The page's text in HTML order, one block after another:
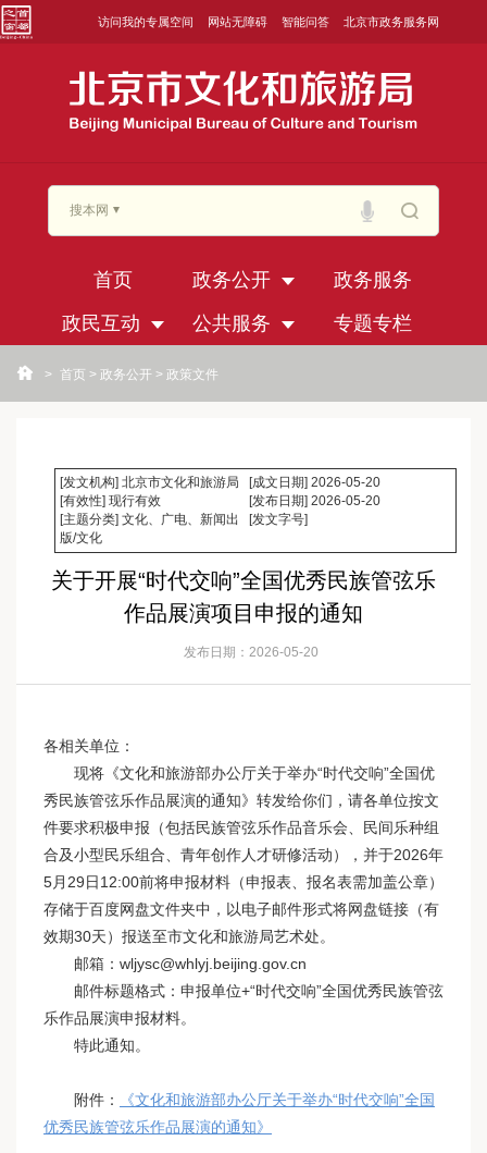
访问我的专属空间 网站无障碍 智能问答 北京市政务服务网
搜本网
首页 政务公开
政务服务
政民互动
公共服务 专题专栏
> 首页 > 政务公开 > 政策文件
[发文机构] 北京市文化和旅游局
[有效性] 现行有效
[主题分类] 文化、广电、新闻出
版/文化
[成文日期] 2026-05-20
[发布日期] 2026-05-20
[发文字号]
关于开展“时代交响”全国优秀民族管弦乐
作品展演项目申报的通知
发布日期：2026-05-20
各相关单位：
现将《文化和旅游部办公厅关于举办“时代交响”全国优
秀民族管弦乐作品展演的通知》转发给你们，请各单位按文
件要求积极申报（包括民族管弦乐作品音乐会、民间乐种组
合及小型民乐组合、青年创作人才研修活动），并于2026年
5月29日12:00前将申报材料（申报表、报名表需加盖公章）
存储于百度网盘文件夹中，以电子邮件形式将网盘链接（有
效期30天）报送至市文化和旅游局艺术处。
邮箱：wljysc@whlyj.beijing.gov.cn
邮件标题格式：申报单位+“时代交响”全国优秀民族管弦
乐作品展演申报材料。
特此通知。
附件：
《文化和旅游部办公厅关于举办“时代交响”全国
优秀民族管弦乐作品展演的通知》